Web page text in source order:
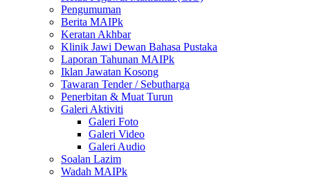
Pengumuman
Berita MAIPk
Keratan Akhbar
Klinik Jawi Dewan Bahasa Pustaka
Laporan Tahunan MAIPk
Iklan Jawatan Kosong
Tawaran Tender / Sebutharga
Penerbitan & Muat Turun
Galeri Aktiviti
Galeri Foto
Galeri Video
Galeri Audio
Soalan Lazim
Wadah MAIPk